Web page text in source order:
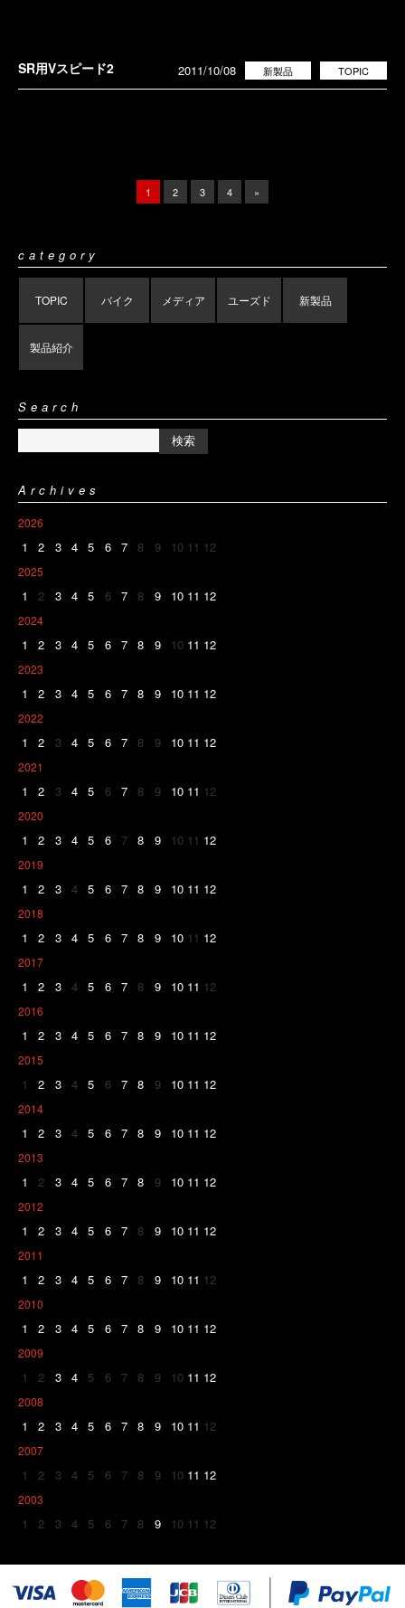
SR用Vスピード2 TOPIC
新製品
2011/10/08
1 2 3 4 »
category
TOPIC バイク メディア ユーズド 新製品
製品紹介
Search
Archives
2026
1 2 3 4 5 6 7 8 9 10 11 12
2025
1 2 3 4 5 6 7 8 9 10 11 12
2024
1 2 3 4 5 6 7 8 9 10 11 12
2023
1 2 3 4 5 6 7 8 9 10 11 12
2022
1 2 3 4 5 6 7 8 9 10 11 12
2021
1 2 3 4 5 6 7 8 9 10 11 12
2020
1 2 3 4 5 6 7 8 9 10 11 12
2019
1 2 3 4 5 6 7 8 9 10 11 12
2018
1 2 3 4 5 6 7 8 9 10 11 12
2017
1 2 3 4 5 6 7 8 9 10 11 12
2016
1 2 3 4 5 6 7 8 9 10 11 12
2015
1 2 3 4 5 6 7 8 9 10 11 12
2014
1 2 3 4 5 6 7 8 9 10 11 12
2013
1 2 3 4 5 6 7 8 9 10 11 12
2012
1 2 3 4 5 6 7 8 9 10 11 12
2011
1 2 3 4 5 6 7 8 9 10 11 12
2010
1 2 3 4 5 6 7 8 9 10 11 12
2009
1 2 3 4 5 6 7 8 9 10 11 12
2008
1 2 3 4 5 6 7 8 9 10 11 12
2007
1 2 3 4 5 6 7 8 9 10 11 12
2003
1 2 3 4 5 6 7 8 9 10 11 12